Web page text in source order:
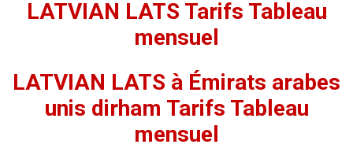
LATVIAN LATS Tarifs Tableau
mensuel
LATVIAN LATS à Émirats arabes
unis dirham Tarifs Tableau
mensuel